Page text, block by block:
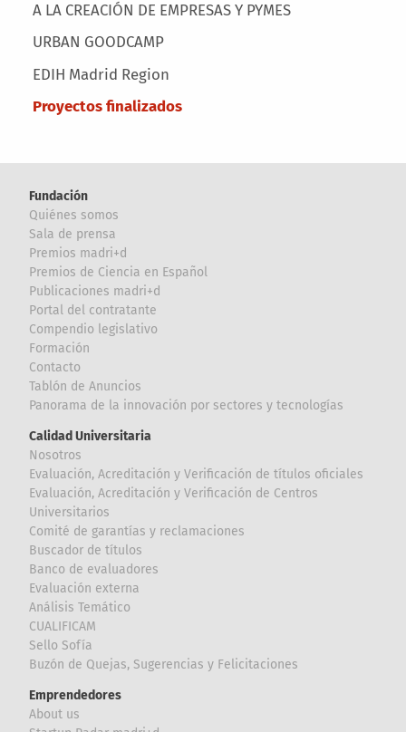
A LA CREACIÓN DE EMPRESAS Y PYMES
URBAN GOODCAMP
EDIH Madrid Region
Proyectos finalizados
Fundación
Quiénes somos
Sala de prensa
Premios madri+d
Premios de Ciencia en Español
Publicaciones madri+d
Portal del contratante
Compendio legislativo
Formación
Contacto
Tablón de Anuncios
Panorama de la innovación por sectores y tecnologías
Calidad Universitaria
Nosotros
Evaluación, Acreditación y Verificación de títulos oficiales
Evaluación, Acreditación y Verificación de Centros
Universitarios
Comité de garantías y reclamaciones
Buscador de títulos
Banco de evaluadores
Evaluación externa
Análisis Temático
CUALIFICAM
Sello Sofía
Buzón de Quejas, Sugerencias y Felicitaciones
Emprendedores
About us